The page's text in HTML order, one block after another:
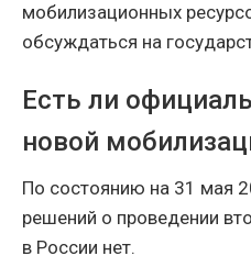
мобилизационных
обсуждаться на
Есть ли
новой
По состоянию на 31 мая
решений о проведении
в России нет.